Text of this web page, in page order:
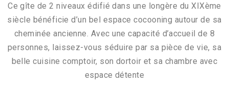
Ce gîte de 2 niveaux édifié dans une longère du XIXème
siècle bénéficie d’un bel espace cocooning autour de sa
cheminée ancienne. Avec une capacité d’accueil de 8
personnes, laissez-vous séduire par sa pièce de vie, sa
belle cuisine comptoir, son dortoir et sa chambre avec
espace détente